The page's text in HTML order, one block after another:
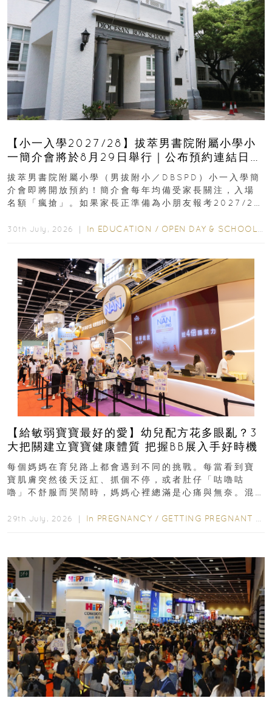
【小一入學2027/28】拔萃男書院附屬小學小
一簡介會將於8月29日舉行｜公布預約連結日期
｜更設有網上重溫
拔萃男書院附屬小學（男拔附小／DBSPD）小一入學簡
介會即將開放預約！簡介會每年均備受家長關注，入場
名額「瘋搶」。如果家長正準備為小朋友報考2027/28
30th July, 2026 ｜ In EDUCATION / OPEN DAY & SCHOOL EVENTS
【給敏弱寶寶最好的愛】幼兒配方花多眼亂？3
大把關建立寶寶健康體質 把握BB展入手好時機
每個媽媽在育兒路上都會遇到不同的挑戰。每當看到寶
寶肌膚突然後天泛紅、抓個不停，或者肚仔「咕嚕咕
嚕」不舒服而哭鬧時，媽媽心裡總滿是心痛與無奈。混
29th July, 2026 ｜ In PREGNANCY / GETTING PREGNANT